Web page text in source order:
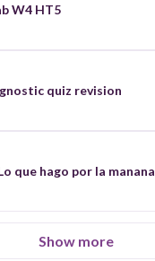
W4 HT5
quiz revision
que hago por la manana
Show more